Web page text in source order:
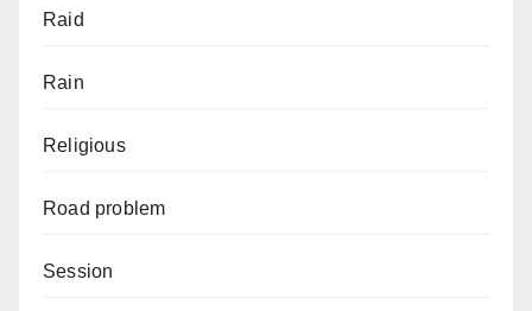
Raid
Rain
Religious
Road problem
Session